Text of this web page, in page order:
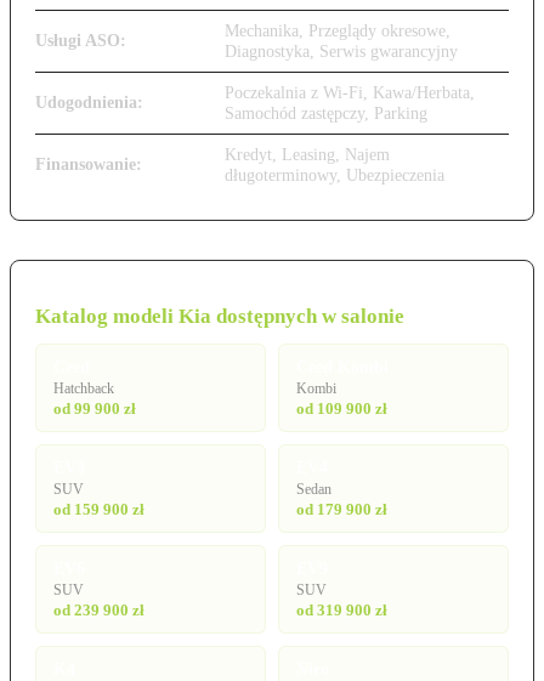
Usługi ASO:
Mechanika, Przeglądy okresowe,
Diagnostyka, Serwis gwarancyjny
Udogodnienia:
Poczekalnia z Wi-Fi, Kawa/Herbata,
Samochód zastępczy, Parking
Finansowanie:
Kredyt, Leasing, Najem
długoterminowy, Ubezpieczenia
Katalog modeli Kia dostępnych w salonie
Hatchback
od 99 900 zł
Kombi
od 109 900 zł
SUV
od 159 900 zł
Sedan
od 179 900 zł
SUV
od 239 900 zł
SUV
od 319 900 zł